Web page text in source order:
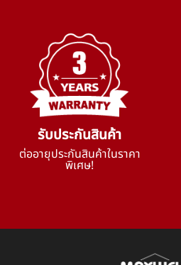
รับประกันสินค้า
ต่ออายุประกันสินค้าในราคา
พิเศษ!